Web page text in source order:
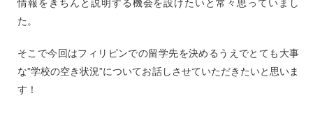
情報をきちんと説明する機会を設けたいと常々思っていまし
た。
そこで今回はフィリピンでの留学先を決めるうえでとても大事
な”学校の空き状況”についてお話しさせていただきたいと思いま
す！